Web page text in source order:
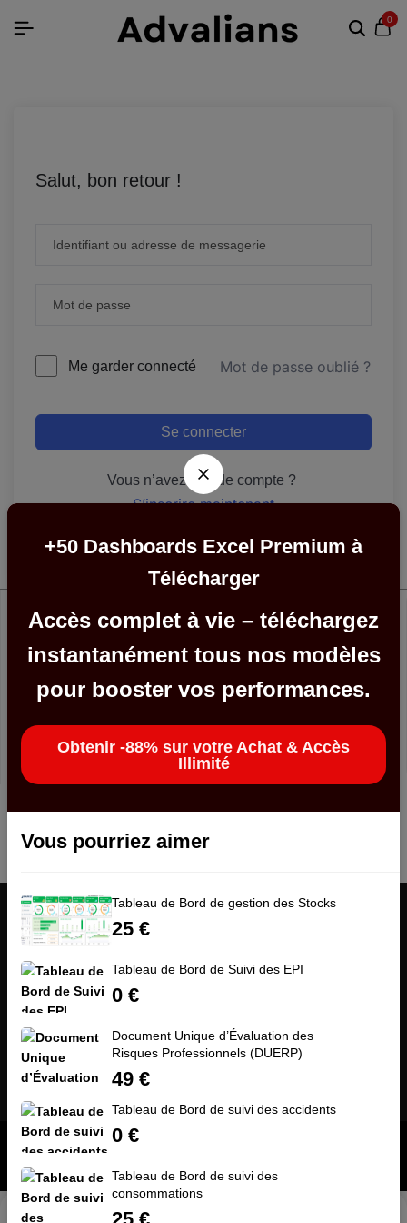
0
Salut, bon retour !
Me garder connecté Mot de passe oublié ?
Se connecter
Vous n’avez pas de compte ?
S’inscrire maintenant
Service client
problèmes – contactez-nous à tout moment pour un support
rapide.
Address: 90 Rue Auguste Pégurier, 06200 Nice
Email:contact@advalians-qse.fr
Phone:(33)624568481
Inscrivez-vous à notre newsletter
© 2026 Advalians QSE. All Rights Reserved
+50 Dashboards Excel Premium à
Télécharger
Accès complet à vie – téléchargez
instantanément tous nos modèles
pour booster vos performances.
Obtenir -88% sur votre Achat & Accès
Illimité
Vous pourriez aimer
Tableau de Bord de gestion des Stocks
25 €
Tableau de Bord de Suivi des EPI
0 €
Document Unique d’Évaluation des
Risques Professionnels (DUERP)
49 €
Tableau de Bord de suivi des accidents
0 €
Tableau de Bord de suivi des
consommations